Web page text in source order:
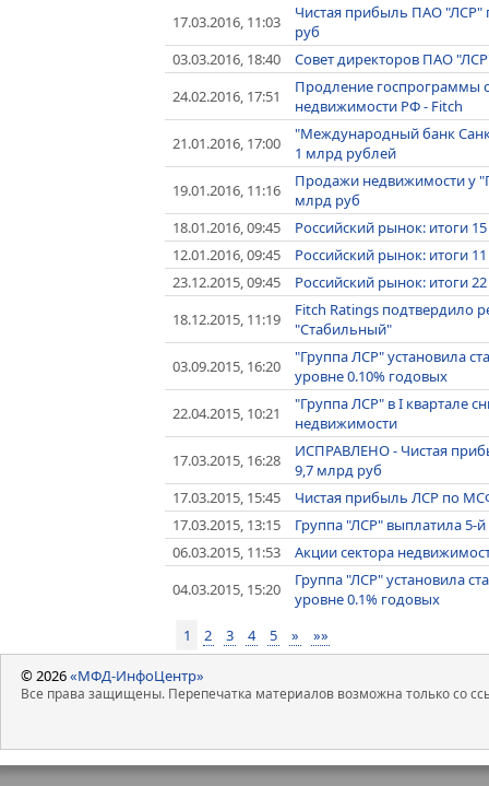
17.03.2016, 11:03
Чистая прибыль ПАО "ЛСР"
руб
03.03.2016, 18:40
Совет директоров ПАО
24.02.2016, 17:51
Продление госпрограммы
недвижимости РФ - Fitch
21.01.2016, 17:00
"Международный банк
1 млрд рублей
19.01.2016, 11:16
Продажи недвижимости у
млрд руб
18.01.2016, 09:45
Российский рынок: итоги
12.01.2016, 09:45
Российский рынок: итоги
23.12.2015, 09:45
Российский рынок: итоги
18.12.2015, 11:19
Fitch Ratings подтвердило
"Стабильный"
03.09.2015, 16:20
"Группа ЛСР" установила
уровне 0.10% годовых
22.04.2015, 10:21
"Группа ЛСР" в I квартале
недвижимости
17.03.2015, 16:28
ИСПРАВЛЕНО - Чистая
9,7 млрд руб
17.03.2015, 15:45
Чистая прибыль ЛСР по
17.03.2015, 13:15
Группа "ЛСР" выплатила 5-
06.03.2015, 11:53
Акции сектора
04.03.2015, 15:20
Группа "ЛСР" установила
уровне 0.1% годовых
1
2 3 4 5 » »»
© 2026«МФД-ИнфоЦентр»
Все права защищены. Перепечатка материалов возможна только со